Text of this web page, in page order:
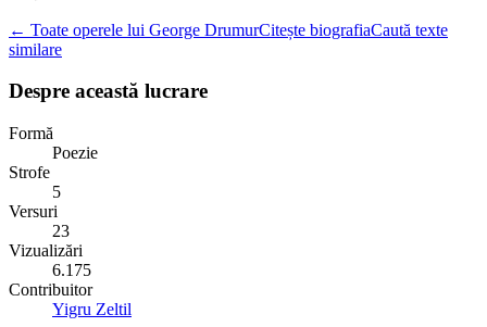
← Toate operele lui George DrumurCitește biografiaCaută texte
similare
Despre această lucrare
Formă
Poezie
Strofe
5
Versuri
23
Vizualizări
6.175
Contribuitor
Yigru Zeltil